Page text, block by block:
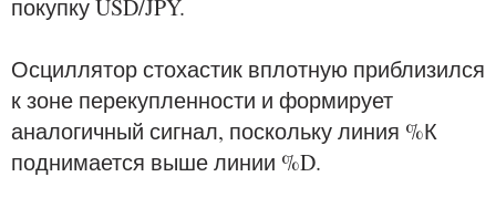
покупку USD/JPY.
Осциллятор стохастик вплотную приблизился
к зоне перекупленности и формирует
аналогичный сигнал, поскольку линия %К
поднимается выше линии %D.